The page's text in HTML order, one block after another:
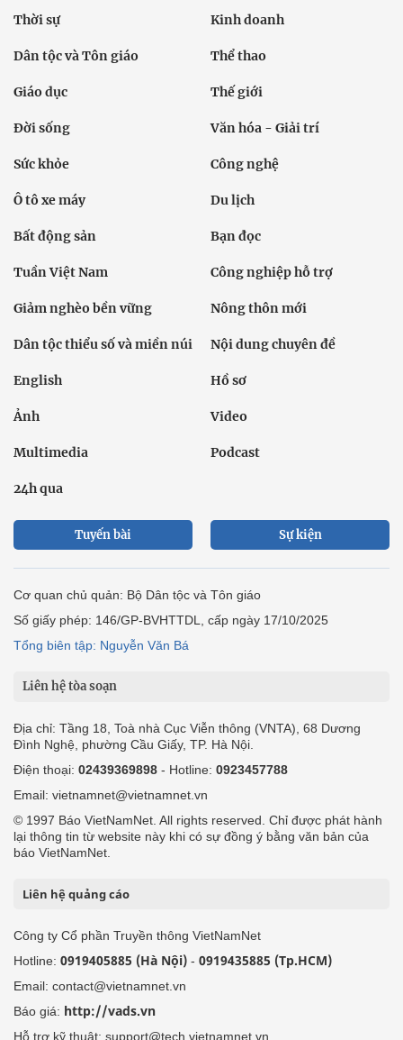
Thời sự Kinh doanh
Dân tộc và Tôn giáo Thể thao
Giáo dục Thế giới
Đời sống Văn hóa - Giải trí
Sức khỏe Công nghệ
Ô tô xe máy Du lịch
Bất động sản Bạn đọc
Tuần Việt Nam Công nghiệp hỗ trợ
Giảm nghèo bền vững Nông thôn mới
Dân tộc thiểu số và miền núi Nội dung chuyên đề
English Hồ sơ
Ảnh Video
Multimedia Podcast
24h qua
Tuyến bài Sự kiện
Cơ quan chủ quản: Bộ Dân tộc và Tôn giáo
Số giấy phép: 146/GP-BVHTTDL, cấp ngày 17/10/2025
Tổng biên tập: Nguyễn Văn Bá
Liên hệ tòa soạn
Địa chỉ: Tầng 18, Toà nhà Cục Viễn thông (VNTA), 68 Dương
Đình Nghệ, phường Cầu Giấy, TP. Hà Nội.
Điện thoại: 02439369898 - Hotline: 0923457788
Email: vietnamnet@vietnamnet.vn
© 1997 Báo VietNamNet. All rights reserved. Chỉ được phát hành
lại thông tin từ website này khi có sự đồng ý bằng văn bản của
báo VietNamNet.
Liên hệ quảng cáo
Công ty Cổ phần Truyền thông VietNamNet
Hotline: 0919405885 (Hà Nội) - 0919435885 (Tp.HCM)
Email: contact@vietnamnet.vn
Báo giá: http://vads.vn
Hỗ trợ kỹ thuật: support@tech.vietnamnet.vn